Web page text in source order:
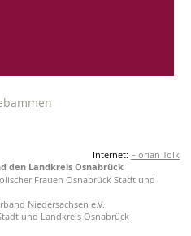
Internet: Florian Tolk
den Landkreis Osnabrück
Frauen Osnabrück Stadt und
Niedersachsen e.V.
und Landkreis Osnabrück